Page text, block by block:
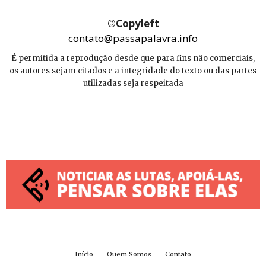
©Copyleft
contato@passapalavra.info
É permitida a reprodução desde que para fins não comerciais,
os autores sejam citados e a integridade do texto ou das partes
utilizadas seja respeitada
Início Quem Somos Contato